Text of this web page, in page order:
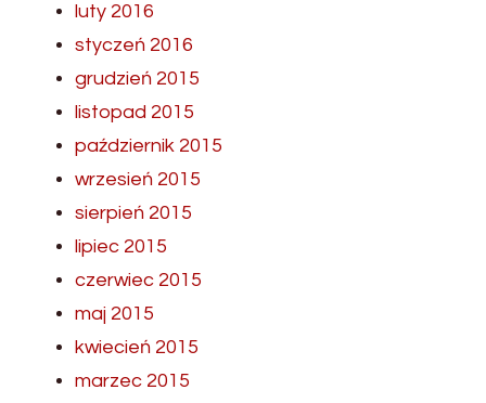
luty 2016
styczeń 2016
grudzień 2015
listopad 2015
październik 2015
wrzesień 2015
sierpień 2015
lipiec 2015
czerwiec 2015
maj 2015
kwiecień 2015
marzec 2015